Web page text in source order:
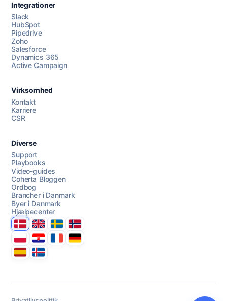
Chat med os
AI Campaign Assist
Integrationer
Slack
HubSpot
Pipedrive
Zoho
Salesforce
Dynamics 365
Active Campaign
Virksomhed
Kontakt
Karriere
CSR
Diverse
Support
Playbooks
Video-guides
Coherta Bloggen
Ordbog
Brancher i Danmark
Byer i Danmark
Hjælpecenter
DanmarkUnited Kingdom
SverigeNorge
PolskaHrvatskaFranceDeutschland
EspanaÍsland